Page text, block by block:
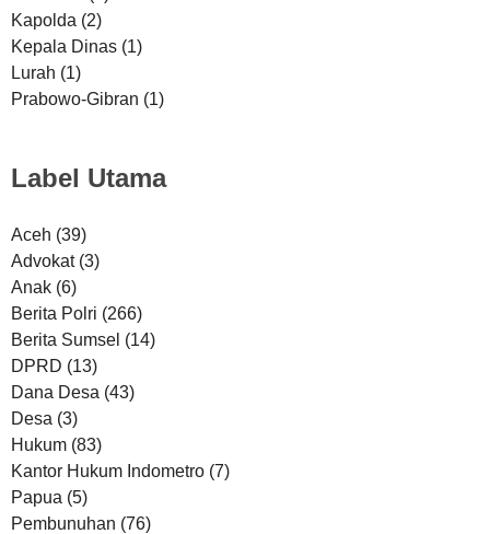
Kapolda (2)
Kepala Dinas (1)
Lurah (1)
Prabowo-Gibran (1)
Label Utama
Aceh (39)
Advokat (3)
Anak (6)
Berita Polri (266)
Berita Sumsel (14)
DPRD (13)
Dana Desa (43)
Desa (3)
Hukum (83)
Kantor Hukum Indometro (7)
Papua (5)
Pembunuhan (76)